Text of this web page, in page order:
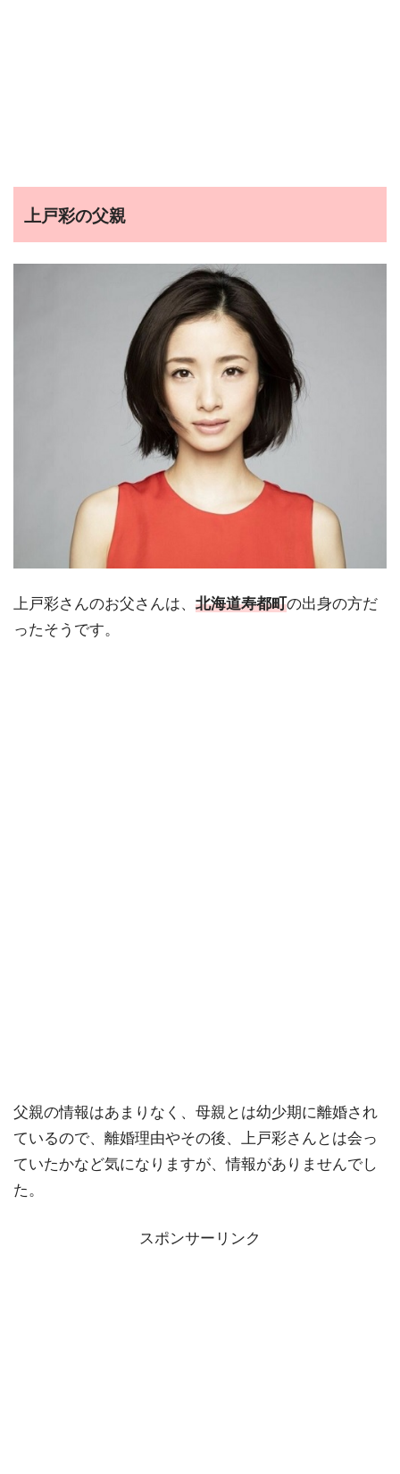
上戸彩の父親
上戸彩さんのお父さんは、 北海道寿都町の出身の方だ
ったそうです。
父親の情報はあまりなく、母親とは幼少期に離婚され
ているので、離婚理由やその後、上戸彩さんとは会っ
ていたかなど気になりますが、情報がありませんでし
た。
スポンサーリンク